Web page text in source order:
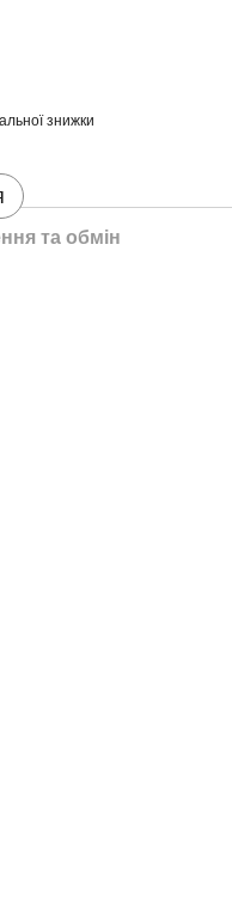
знижки
та обмін